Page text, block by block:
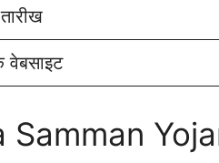
वेबसाइट
Samman